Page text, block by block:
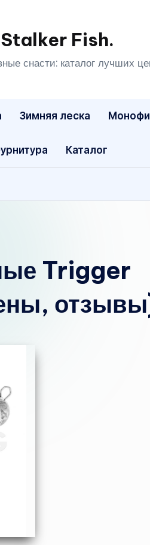
Stalker Fish.
снасти: каталог лучших
Зимняя леска
Каталог
Trigger